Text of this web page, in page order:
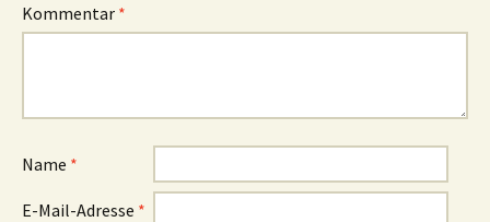
Kommentar *
Name *
E-Mail-Adresse *